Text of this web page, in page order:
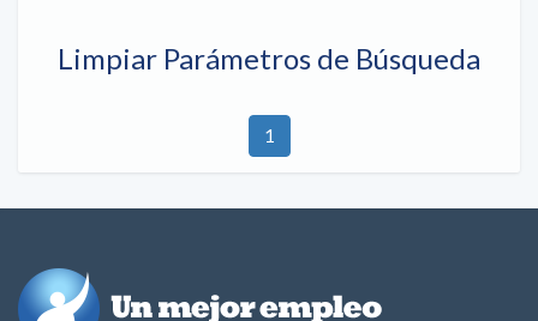
Limpiar Parámetros de Búsqueda
1